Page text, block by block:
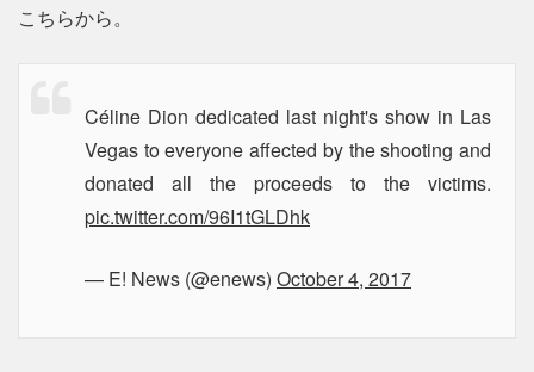
こちらから。
Céline Dion​ dedicated last night's show in Las
Vegas to everyone affected by the shooting and
donated all the proceeds to the victims.
pic.twitter.com/96I1tGLDhk
— E! News (@enews) October 4, 2017